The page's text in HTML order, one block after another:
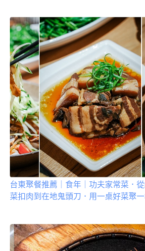
台東聚餐推薦｜食年｜功夫家常菜．
菜扣肉到在地鬼頭刀．用一桌好菜聚